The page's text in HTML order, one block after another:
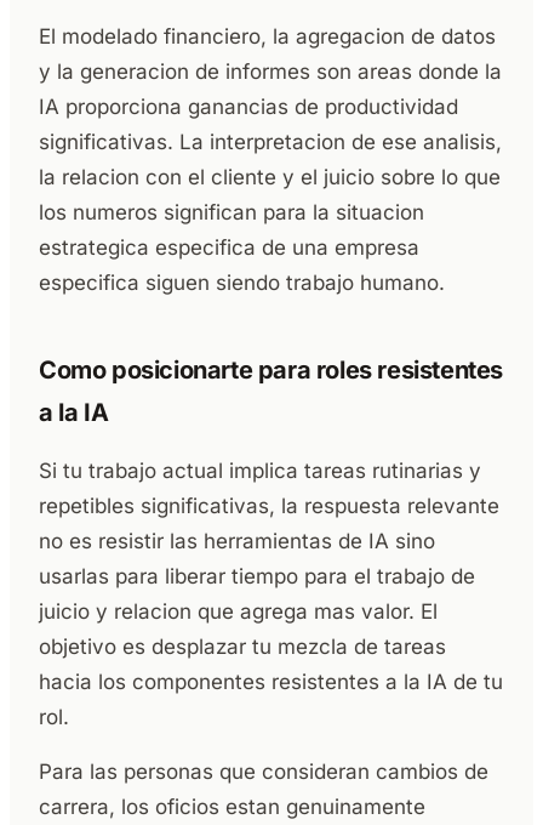
El modelado financiero, la agregacion de datos
y la generacion de informes son areas donde la
IA proporciona ganancias de productividad
significativas. La interpretacion de ese analisis,
la relacion con el cliente y el juicio sobre lo que
los numeros significan para la situacion
estrategica especifica de una empresa
especifica siguen siendo trabajo humano.
Como posicionarte para roles resistentes
a la IA
Si tu trabajo actual implica tareas rutinarias y
repetibles significativas, la respuesta relevante
no es resistir las herramientas de IA sino
usarlas para liberar tiempo para el trabajo de
juicio y relacion que agrega mas valor. El
objetivo es desplazar tu mezcla de tareas
hacia los componentes resistentes a la IA de tu
rol.
Para las personas que consideran cambios de
carrera, los oficios estan genuinamente